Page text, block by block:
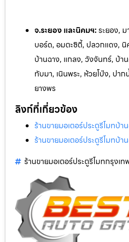
จ.ระยอง และนิคมฯ:ระยอง,
บอร์ด, อมตะซิตี้, ปลวกแดง,
บ้านฉาง, แกลง, วงจันทร์, บ้าน
ทับมา, เนินพระ, ห้วยโปง, ปาก
ยางพร
ลิงก์ที่เกี่ยวข้อง
ร้านขายมอเตอร์ประตูรีโมทบ้า
ร้านขายมอเตอร์ประตูรีโมทบ้า
ร้านขายมอเตอร์ประตูรีโมทกรุงเท